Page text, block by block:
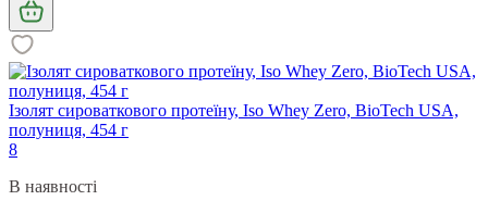
Ізолят сироваткового протеїну, Iso Whey Zero, BioTech USA,
полуниця, 454 г
8
В наявності